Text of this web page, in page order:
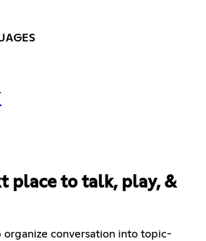
place to talk, play, &
organize conversation into topic-